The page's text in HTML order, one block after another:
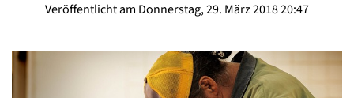
Veröffentlicht am Donnerstag, 29. März 2018 20:47